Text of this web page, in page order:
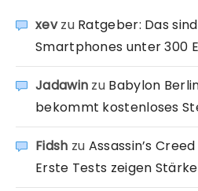
xevzu Ratgeber: Das
Smartphones unter 300
Jadawin zu Babylon
bekommt kostenloses
Fidsh zu Assassin’s
Erste Tests zeigen